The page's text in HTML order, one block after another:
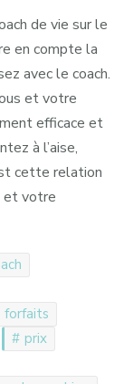
de vie sur le
en compte la
avec le coach.
et votre
efficace et
à l’aise,
cette relation
et votre
forfaits
prix